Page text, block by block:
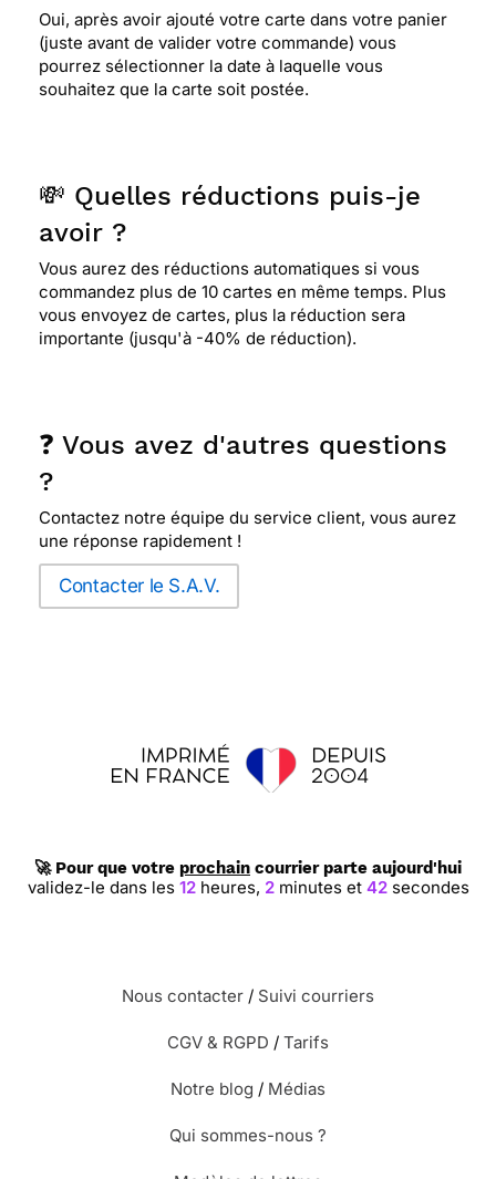
Oui, après avoir ajouté votre carte dans votre panier
(juste avant de valider votre commande) vous
pourrez sélectionner la date à laquelle vous
souhaitez que la carte soit postée.
💸 Quelles réductions puis-je
avoir ?
Vous aurez des réductions automatiques si vous
commandez plus de 10 cartes en même temps. Plus
vous envoyez de cartes, plus la réduction sera
importante (jusqu'à -40% de réduction).
❓ Vous avez d'autres questions
?
Contactez notre équipe du service client, vous aurez
une réponse rapidement !
Contacter le S.A.V.
🚀 Pour que votre prochain courrier parte aujourd'hui
validez-le dans les12 heures, 2 minutes et41secondes
Nous contacter / Suivi courriers
CGV & RGPD / Tarifs
Notre blog / Médias
Qui sommes-nous ?